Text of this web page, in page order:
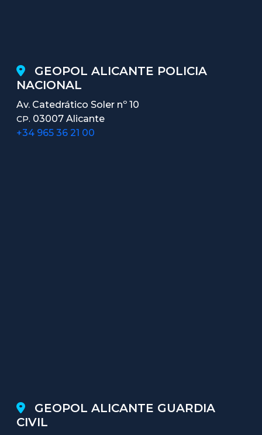
GEOPOL ALICANTE POLICIA
NACIONAL
Av. Catedrático Soler nº 10
CP. 03007 Alicante
+34 965 36 21 00
GEOPOL ALICANTE GUARDIA
CIVIL